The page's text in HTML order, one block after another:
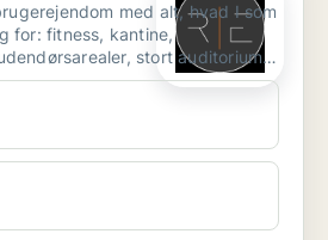
med alt, hvad I som
for: fitness, kantine,
stort auditorium,